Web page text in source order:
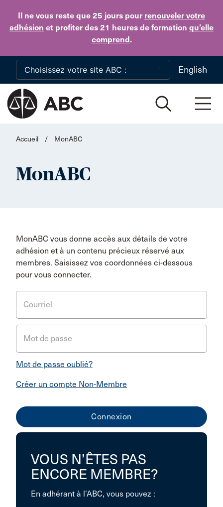
Il ne vous reste que 25 jours pour renouveler votre
adhésion et profiter des 21 heures de formation qu’elle
comprend.
Skip to main content
English
Accueil / MonABC
MonABC
MonABC vous donne accès aux détails de votre
adhésion et à un contenu précieux réservé aux
membres. Saisissez vos coordonnées ci-dessous
pour vous connecter.
Courriel
Mot de passe
Mot de passe oublié?
Créer un compte Non-Membre
VOUS N’ÊTES PAS
ENCORE MEMBRE?
En adhérant à l’ABC, vous pouvez :